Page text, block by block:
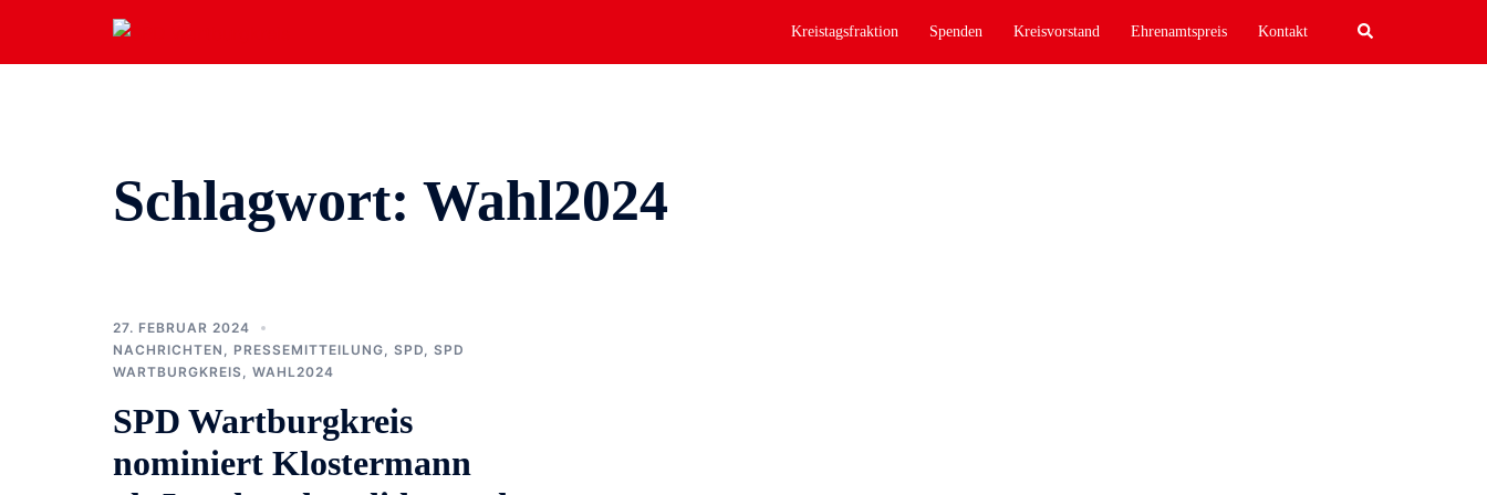
springen
Kreistagsfraktion Spenden Kreisvorstand Ehrenamtspreis Kontakt Search
Schlagwort: Wahl2024
27. FEBRUAR 2024
NACHRICHTEN
PRESSEMITTEILUNG SPD
SPD
WARTBURGKREIS
WAHL2024
SPD Wartburgkreis
nominiert Klostermann